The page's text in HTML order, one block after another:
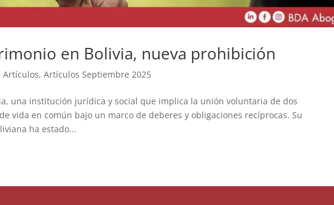
en Bolivia, nueva prohibición
Artículos,Artículos Septiembre 2025
una institución jurídica y social que implica la unión voluntaria de dos
vida en común bajo un marco de deberes y obligaciones recíprocas. Su
ha estado...